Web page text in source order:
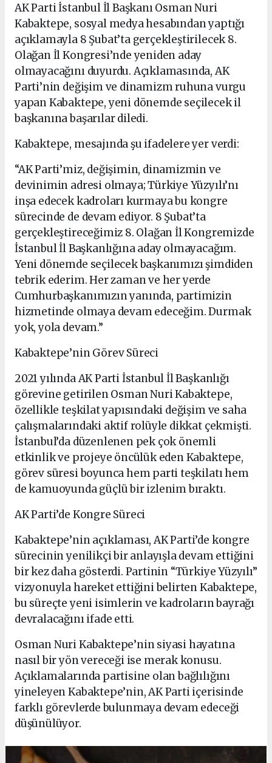
AK Parti İstanbul İl Başkanı Osman Nuri
Kabaktepe, sosyal medya hesabından yaptığı
açıklamayla 8 Şubat’ta gerçekleştirilecek 8.
Olağan İl Kongresi’nde yeniden aday
olmayacağını duyurdu. Açıklamasında, AK
Parti’nin değişim ve dinamizm ruhuna vurgu
yapan Kabaktepe, yeni dönemde seçilecek il
başkanına başarılar diledi.
Kabaktepe, mesajında şu ifadelere yer verdi:
“AK Parti’miz, değişimin, dinamizmin ve
devinimin adresi olmaya; Türkiye Yüzyılı’nı
inşa edecek kadroları kurmaya bu kongre
sürecinde de devam ediyor. 8 Şubat’ta
gerçekleştireceğimiz 8. Olağan İl Kongremizde
İstanbul İl Başkanlığına aday olmayacağım.
Yeni dönemde seçilecek başkanımızı şimdiden
tebrik ederim. Her zaman ve her yerde
Cumhurbaşkanımızın yanında, partimizin
hizmetinde olmaya devam edeceğim. Durmak
yok, yola devam.”
Kabaktepe’nin Görev Süreci
2021 yılında AK Parti İstanbul İl Başkanlığı
görevine getirilen Osman Nuri Kabaktepe,
özellikle teşkilat yapısındaki değişim ve saha
çalışmalarındaki aktif rolüyle dikkat çekmişti.
İstanbul’da düzenlenen pek çok önemli
etkinlik ve projeye öncülük eden Kabaktepe,
görev süresi boyunca hem parti teşkilatı hem
de kamuoyunda güçlü bir izlenim bıraktı.
AK Parti’de Kongre Süreci
Kabaktepe’nin açıklaması, AK Parti’de kongre
sürecinin yenilikçi bir anlayışla devam ettiğini
bir kez daha gösterdi. Partinin “Türkiye Yüzyılı”
vizyonuyla hareket ettiğini belirten Kabaktepe,
bu süreçte yeni isimlerin ve kadroların bayrağı
devralacağını ifade etti.
Osman Nuri Kabaktepe’nin siyasi hayatına
nasıl bir yön vereceği ise merak konusu.
Açıklamalarında partisine olan bağlılığını
yineleyen Kabaktepe’nin, AK Parti içerisinde
farklı görevlerde bulunmaya devam edeceği
düşünülüyor.